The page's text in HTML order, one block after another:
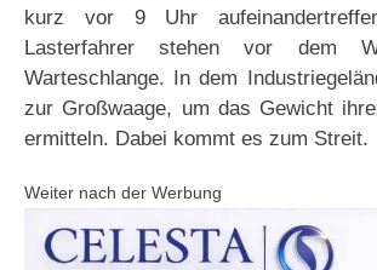
kurz vor 9 Uhr
Lasterfahrer stehen vor dem
Warteschlange. In dem
zur Großwaage, um das Gewicht
ermitteln. Dabei kommt es zum Streit.
Weiter nach der Werbung